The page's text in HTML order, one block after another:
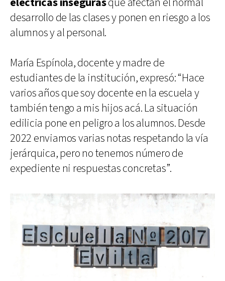
desarrollo de las clases y ponen en riesgo a los
alumnos y al personal.
María Espínola, docente y madre de
estudiantes de la institución, expresó: “Hace
varios años que soy docente en la escuela y
también tengo a mis hijos acá. La situación
edilicia pone en peligro a los alumnos. Desde
2022 enviamos varias notas respetando la vía
jerárquica, pero no tenemos número de
expediente ni respuestas concretas”.